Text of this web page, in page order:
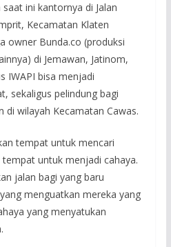
ini kantornya di Jalan
Kecamatan Klaten
owner Bunda.co (produksi
di Jemawan, Jatinom,
IWAPI bisa menjadi
sekaligus pelindung bagi
di wilayah Kecamatan Cawas.
tempat untuk mencari
tempat untuk menjadi cahaya.
jalan bagi yang baru
menguatkan mereka yang
yang menyatukan